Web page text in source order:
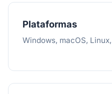
Plataformas
Windows, macOS,